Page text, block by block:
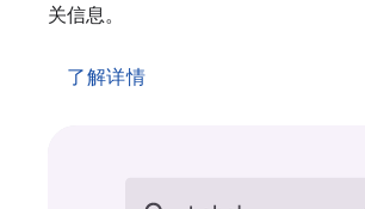
关信息。
了解详情